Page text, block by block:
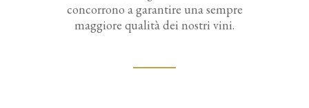
concorrono a garantire una sempre
maggiore qualità dei nostri vini.